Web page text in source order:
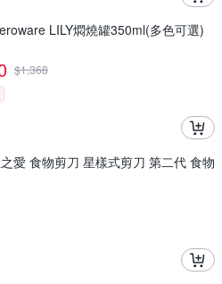
LILY燜燒罐350ml(多色可選)
$1,368
愛 食物剪刀 星樣式剪刀 第二代 食物